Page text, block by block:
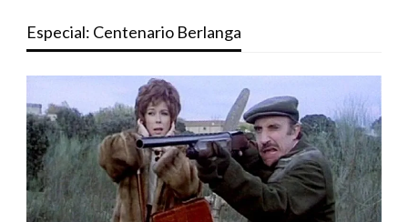
Especial: Centenario Berlanga